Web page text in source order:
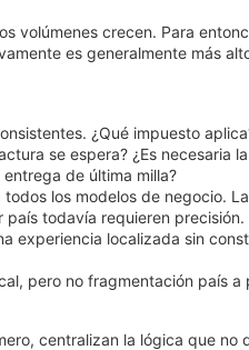
volúmenes crecen. Para
es generalmente más
¿Qué impuesto
se espera? ¿Es necesaria
de última milla?
los modelos de negocio.
todavía requieren precisión.
experiencia localizada sin
pero no fragmentación país a
centralizan la lógica que no